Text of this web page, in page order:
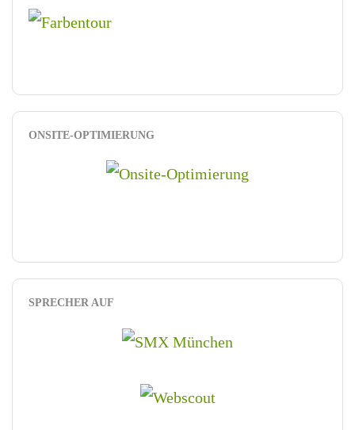
ONSITE-OPTIMIERUNG
SPRECHER AUF